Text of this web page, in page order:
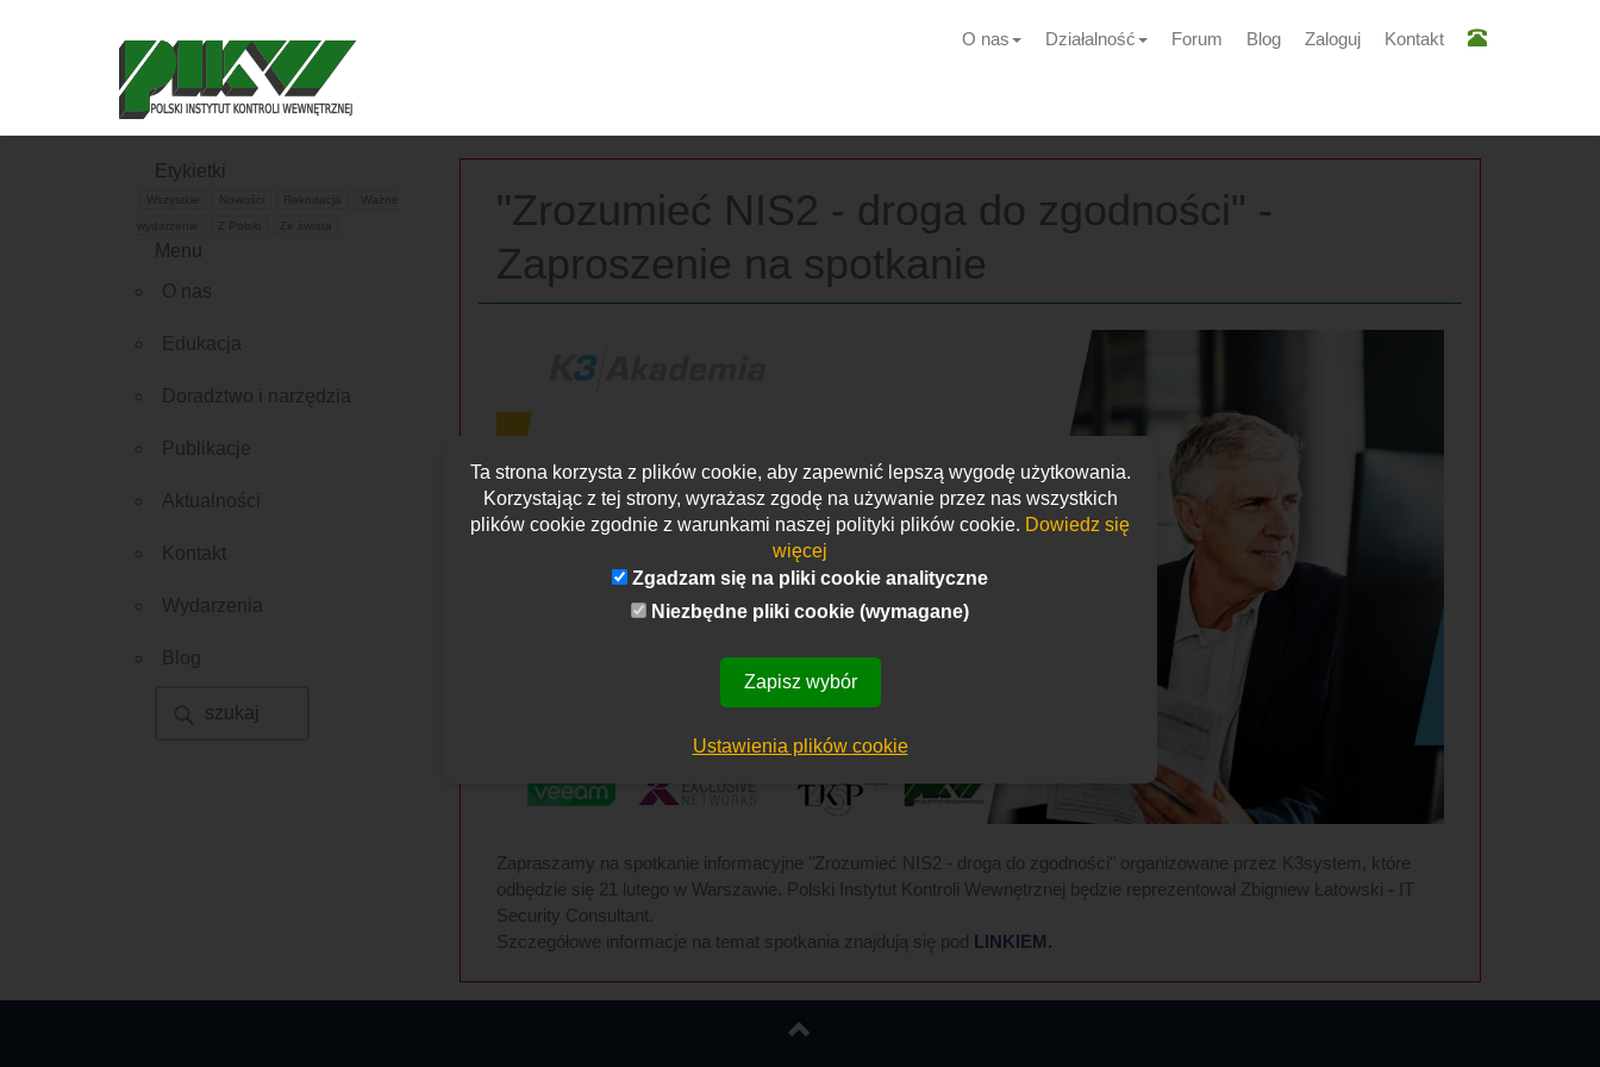
O nas Działalność Forum Blog Zaloguj Kontakt
"Zrozumieć NIS2 - droga do zgodności" -
Zaproszenie na spotkanie
Zapraszamy na spotkanie informacyjne "Zrozumieć NIS2 - droga do zgodności" organizowane przez K3system, które
odbędzie się 21 lutego w Warszawie. Polski Instytut Kontroli Wewnętrznej będzie reprezentował Zbigniew Łatowski - IT
Security Consultant.
Szczegółowe informacje na temat spotkania znajdują się pod
LINKIEM.
Etykietki
Wszystkie Rekrutacja
Ważne
wydarzenie
Menu
O nas
Edukacja
Doradztwo i narzędzia
Publikacje
Aktualności
Kontakt
Wydarzenia
Blog
Ta strona korzysta z plików cookie, aby zapewnić lepszą wygodę użytkowania.
Korzystając z tej strony, wyrażasz zgodę na używanie przez nas wszystkich
plików cookie zgodnie z warunkami naszej polityki plików cookie. Dowiedz się
więcej
Zgadzam się na pliki cookie analityczne
Niezbędne pliki cookie (wymagane)
Zapisz wybór
Ustawienia plików cookie